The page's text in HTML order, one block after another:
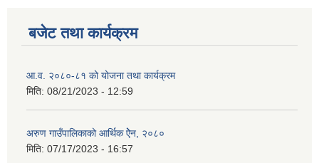
बजेट तथा कार्यक्रम
आ.व. २०८०-८१ को योजना तथा कार्यक्रम
मिति: 08/21/2023 - 12:59
अरुण गाउँपालिकाको आर्थिक ऐेन, २०८०
मिति: 07/17/2023 - 16:57